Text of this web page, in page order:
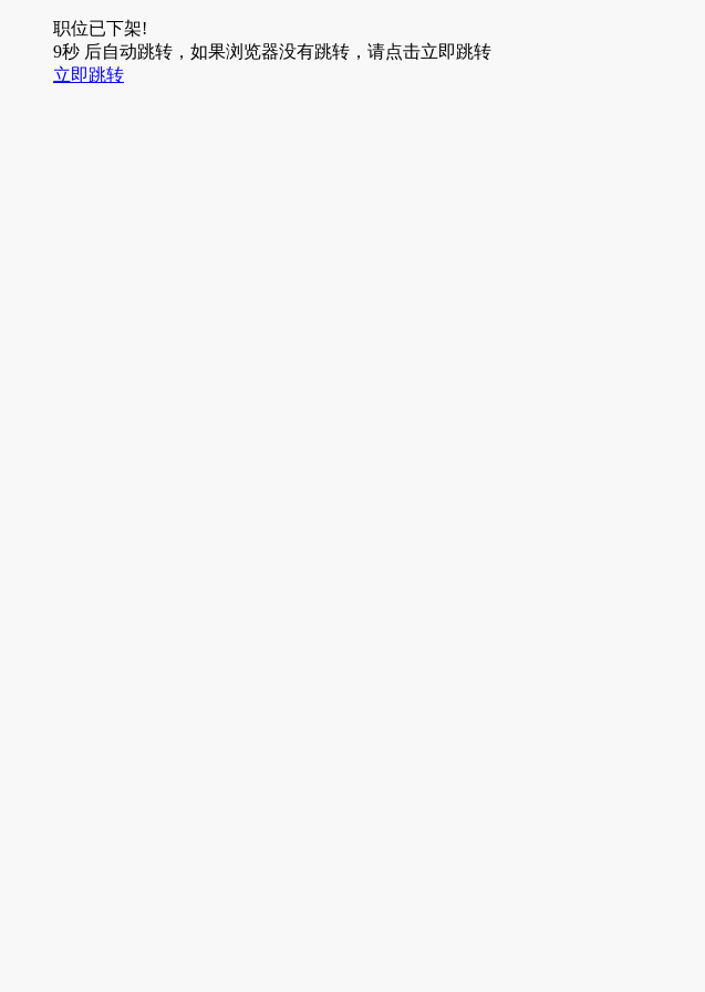
职位已下架!
9秒 后自动跳转，如果浏览器没有跳转，请点击立即跳转
立即跳转